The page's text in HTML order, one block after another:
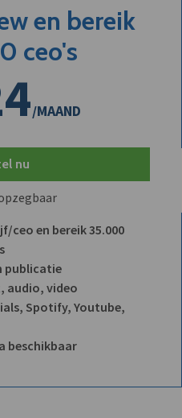
en bereik
ceo's
/MAAND
nu
ceo en bereik 35.000
publicatie
audio, video
Spotify, Youtube,
beschikbaar